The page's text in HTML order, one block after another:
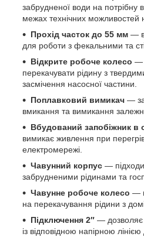
забрудненої води на потрібну
межах технічних можливостей
Прохід часток до 55 мм —
для роботи з фекальними та
Відкрите робоче колесо —
перекачувати рідину з
засмічення насосної частини.
Поплавковий вимикач —
вмикання та вимикання
Вбудований запобіжник в
вимикає живлення при
електромережі.
Чавунний корпус —
забрудненими рідинами та
Чавунне робоче колесо —
на перекачування рідини з
Підключення 2″ — дозволяє
із відповідною напірною лінією